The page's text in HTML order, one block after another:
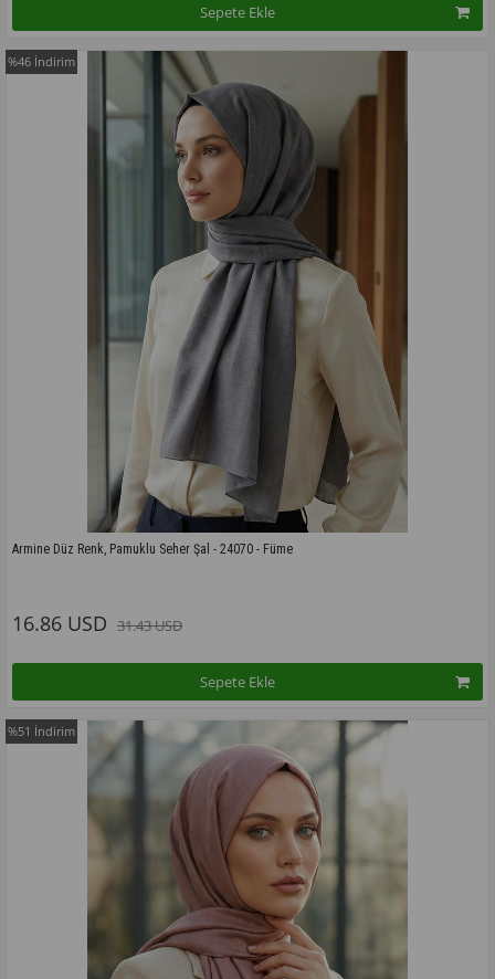
Sepete Ekle
Armine Düz Renk, Pamuklu Seher Şal - 24070 - Füme
Bu modelin tüm renkleri için tıklayınız
16.86 USD 31.43 USD
Sepete Ekle
%46 İndirim
%51 İndirim